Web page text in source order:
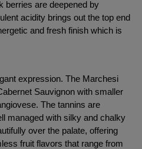
berries are deepened by
acidity brings out the top end
and fresh finish which is
expression. The Marchesi
Sauvignon with smaller
The tannins are
managed with silky and chalky
over the palate, offering
fruit flavors that range from